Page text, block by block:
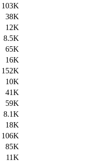
103K
38K
12K
8.5K
65K
16K
152K
10K
41K
59K
8.1K
18K
106K
85K
11K